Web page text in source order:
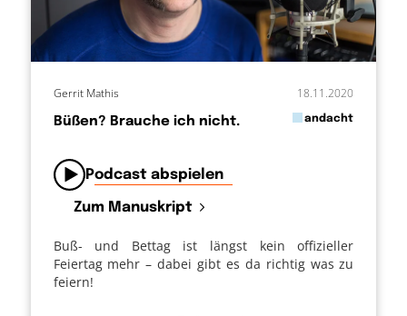
Büßen? Brauche ich nicht.
18.11.2020
inandacht
Gerrit Mathis
Podcast abspielen
Zum Manuskript
Buß- und Bettag ist längst kein offizieller
Feiertag mehr – dabei gibt es da richtig was zu
feiern!